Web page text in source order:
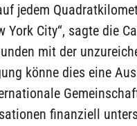
jedem
York City“, sagte die
mit der
könne dies eine
finanziell